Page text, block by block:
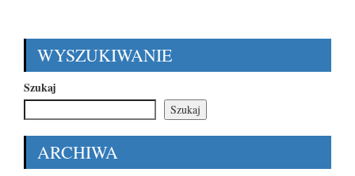
WYSZUKIWANIE
Szukaj
Szukaj
ARCHIWA